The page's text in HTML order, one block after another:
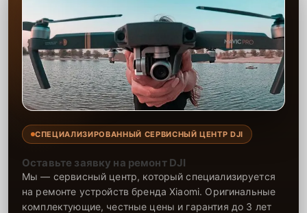
СПЕЦИАЛИЗИРОВАННЫЙ СЕРВИСНЫЙ ЦЕНТР DJI
Оставьте заявку на ремонт DJI
Мы — сервисный центр, который специализируется
на ремонте устройств бренда Xiaomi. Оригинальные
комплектующие, честные цены и гарантия до 3 лет